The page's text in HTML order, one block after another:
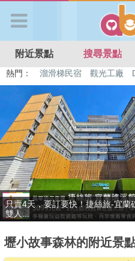
APP登入
首 頁
搜尋景點
好康優惠
最新消息
最新留言
附近景點 搜尋景點
熱門： 特色遊戲場 親子住房優
溜滑梯民宿
觀光工廠 DIY摘果
只賣4天，要訂要快！捷絲旅-宜
雙人...
壢小故事森林的附近景